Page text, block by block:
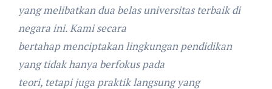
yang melibatkan dua belas universitas terbaik di
negara ini. Kami secara
bertahap menciptakan lingkungan pendidikan
yang tidak hanya berfokus pada
teori, tetapi juga praktik langsung yang